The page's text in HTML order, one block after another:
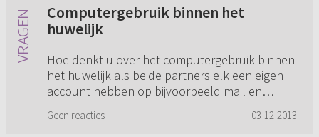
Computergebruik binnen het
huwelijk
Hoe denkt u over het computergebruik binnen
het huwelijk als beide partners elk een eigen
account hebben op bijvoorbeeld mail en
wachtwoord? Partners wet...
Geen reacties 03-12-2013